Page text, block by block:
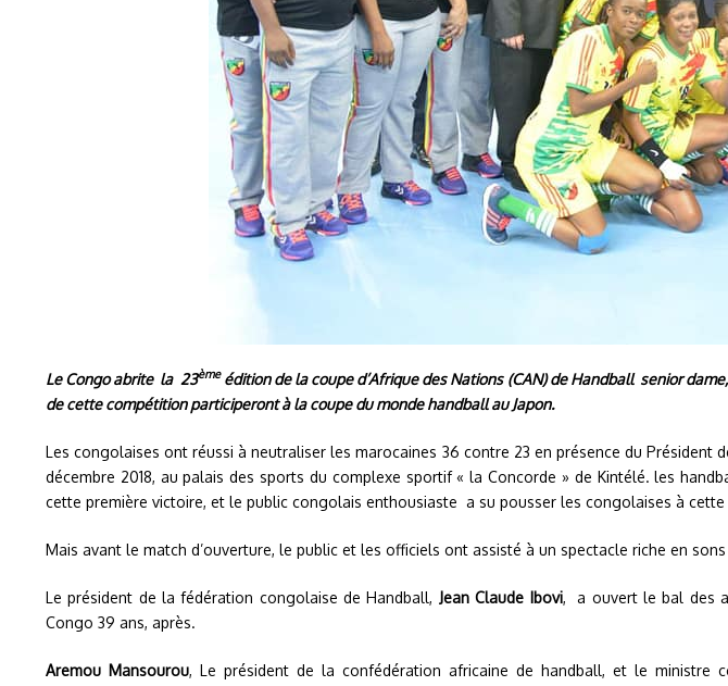
Le Congo abrite la 23èmeédition de la coupe d’Afrique des Nations (CAN) de Handball senior
de cette compétition participeront à la coupe du monde handball au Japon.
Les congolaises ont réussi à neutraliser les marocaines 36 contre 23 en présence du Président
décembre 2018, au palais des sports du complexe sportif « la Concorde » de Kintélé. les
cette première victoire, et le public congolais enthousiaste a su pousser les congolaises à cette
Mais avant le match d’ouverture, le public et les officiels ont assisté à un spectacle riche en
Le président de la fédération congolaise de Handball, Jean Claude Ibovi, a ouvert le bal des
Congo 39 ans, après.
Aremou Mansourou, Le président de la confédération africaine de handball, et le ministre